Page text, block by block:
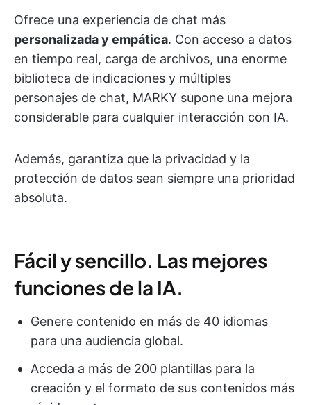
Ofrece una experiencia de chat más
personalizada y empática. Con acceso a datos
en tiempo real, carga de archivos, una enorme
biblioteca de indicaciones y múltiples
personajes de chat, MARKY supone una mejora
considerable para cualquier interacción con IA.
Además, garantiza que la privacidad y la
protección de datos sean siempre una prioridad
absoluta.
Fácil y sencillo. Las mejores
funciones de la IA.
Genere contenido en más de 40 idiomas
para una audiencia global.
Acceda a más de 200 plantillas para la
creación y el formato de sus contenidos más